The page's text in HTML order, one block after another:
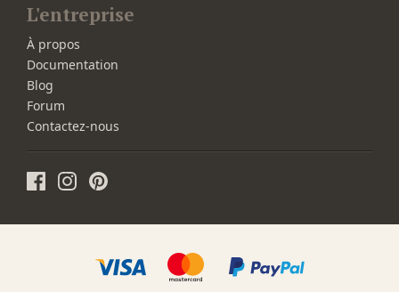
L'entreprise
À propos
Documentation
Blog
Forum
Contactez-nous